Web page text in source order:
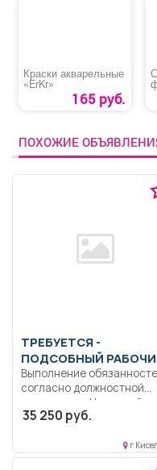
Краски акварельные
«ErKr»
165 руб.
ПОХОЖИЕ
ТРЕБУЕТСЯ -
ПОДСОБНЫЙ
Выполнение
согласно должностной
инструкции.. Неполный
рабочий день/неполная
35 250 руб.
г